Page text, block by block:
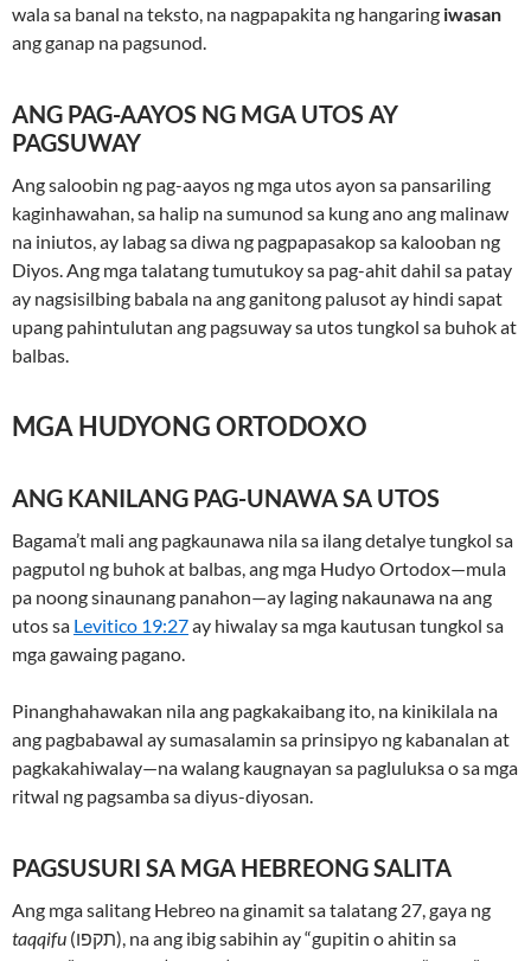
wala sa banal na teksto, na nagpapakita ng hangaring iwasan
ang ganap na pagsunod.
ANG PAG-AAYOS NG MGA UTOS AY
PAGSUWAY
Ang saloobin ng pag-aayos ng mga utos ayon sa pansariling
kaginhawahan, sa halip na sumunod sa kung ano ang malinaw
na iniutos, ay labag sa diwa ng pagpapasakop sa kalooban ng
Diyos. Ang mga talatang tumutukoy sa pag-ahit dahil sa patay
ay nagsisilbing babala na ang ganitong palusot ay hindi sapat
upang pahintulutan ang pagsuway sa utos tungkol sa buhok at
balbas.
MGA HUDYONG ORTODOXO
ANG KANILANG PAG-UNAWA SA UTOS
Bagama’t mali ang pagkaunawa nila sa ilang detalye tungkol sa
pagputol ng buhok at balbas, ang mga Hudyo Ortodox—mula
pa noong sinaunang panahon—ay laging nakaunawa na ang
utos sa Levitico 19:27ay hiwalay sa mga kautusan tungkol sa
mga gawaing pagano.
Pinanghahawakan nila ang pagkakaibang ito, na kinikilala na
ang pagbabawal ay sumasalamin sa prinsipyo ng kabanalan at
pagkakahiwalay—na walang kaugnayan sa pagluluksa o sa mga
ritwal ng pagsamba sa diyus-diyosan.
PAGSUSURI SA MGA HEBREONG SALITA
Ang mga salitang Hebreo na ginamit sa talatang 27, gaya ng
taqqifu (תקפו), na ang ibig sabihin ay “gupitin o ahitin sa